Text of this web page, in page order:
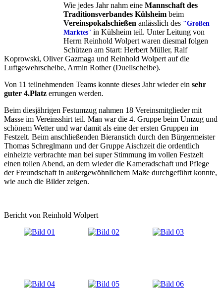
Wie jedes Jahr nahm eine Mannschaft des
Traditionsverbandes Külsheim beim
Vereinspokalschießen anlässlich des "Großen
Marktes" in Külsheim teil. Unter Leitung von
Herrn Reinhold Wolpert waren diesmal folgen
Schützen am Start: Herbert Müller, Ralf
Koprowski, Oliver Gazmaga und Reinhold Wolpert auf die
Luftgewehrscheibe, Armin Rother (Duellscheibe).
Von 11 teilnehmenden Teams konnte dieses Jahr wieder ein sehr
guter 4.Platz errungen werden.
Beim diesjährigen Festumzug nahmen 18 Vereinsmitglieder mit
Masse im Vereinsshirt teil. Man war die 4. Gruppe beim Umzug und
schönem Wetter und war damit als eine der ersten Gruppen im
Festzelt. Beim anschließenden Bieranstich durch den Bürgermeister
Thomas Schreglmann und der Gruppe Aischzeit die ordentlich
einheizte verbrachte man bei super Stimmung im vollen Festzelt
einen tollen Abend, an dem wieder die Kameradschaft und Pflege
der Freundschaft in außergewöhnlichem Maße durchgeführt konnte,
wie auch die Bilder zeigen.
Bericht von Reinhold Wolpert